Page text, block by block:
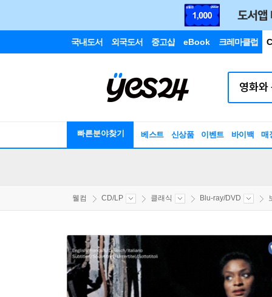
국내도서 외국도서 중고샵 eBook 크레마클럽
빠른분야찾기 베스트 신상품 이벤트 바이백 매
웰컴 CD/LP 클래식 Blu-ray/DVD